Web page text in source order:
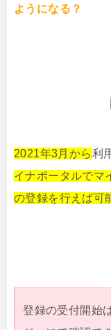
ようになる？
2021年3月から利
イナポータルでマ
の登録を行えば可
登録の受付開始